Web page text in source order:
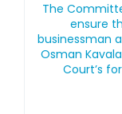
The
ensure
businessman
Osman
Court’s